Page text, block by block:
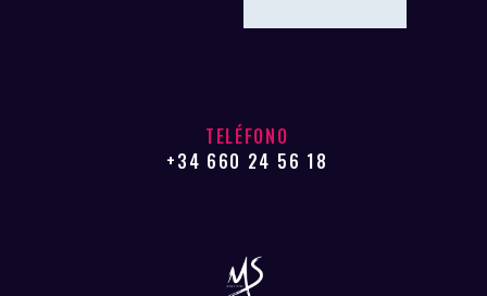
TELÉFONO
+34 660 24 56 18